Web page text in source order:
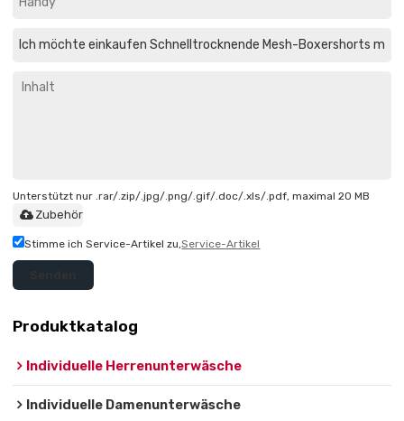
Unterstützt nur .rar/.zip/.jpg/.png/.gif/.doc/.xls/.pdf, maximal 20 MB
Zubehör
Stimme ich Service-Artikel zu,Service-Artikel
Produktkatalog
Individuelle Herrenunterwäsche
Individuelle Damenunterwäsche